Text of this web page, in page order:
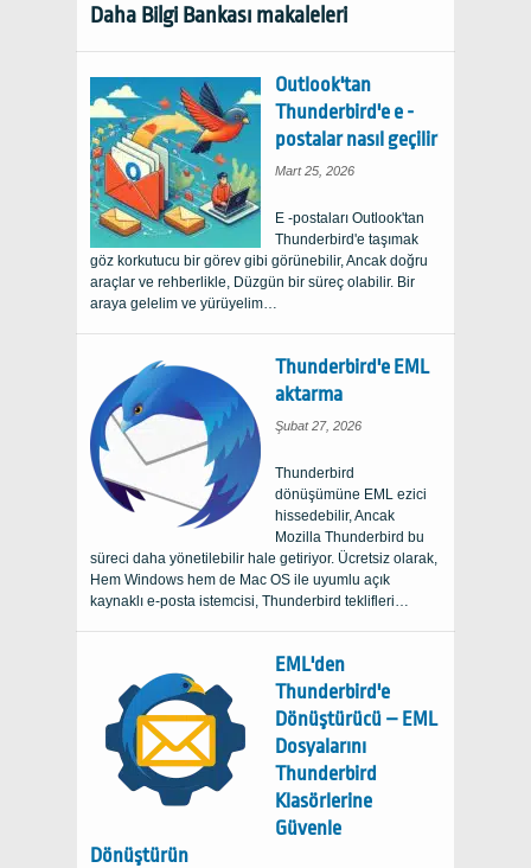
Daha Bilgi Bankası makaleleri
Outlook'tan
Thunderbird'e e -
postalar nasıl geçilir
Mart 25, 2026
E -postaları Outlook'tan
Thunderbird'e taşımak
göz korkutucu bir görev gibi görünebilir, Ancak doğru
araçlar ve rehberlikle, Düzgün bir süreç olabilir. Bir
araya gelelim ve yürüyelim…
Thunderbird'e EML
aktarma
Şubat 27, 2026
Thunderbird
dönüşümüne EML ezici
hissedebilir, Ancak
Mozilla Thunderbird bu
süreci daha yönetilebilir hale getiriyor. Ücretsiz olarak,
Hem Windows hem de Mac OS ile uyumlu açık
kaynaklı e-posta istemcisi, Thunderbird teklifleri…
EML'den
Thunderbird'e
Dönüştürücü – EML
Dosyalarını
Thunderbird
Klasörlerine
Güvenle
Dönüştürün